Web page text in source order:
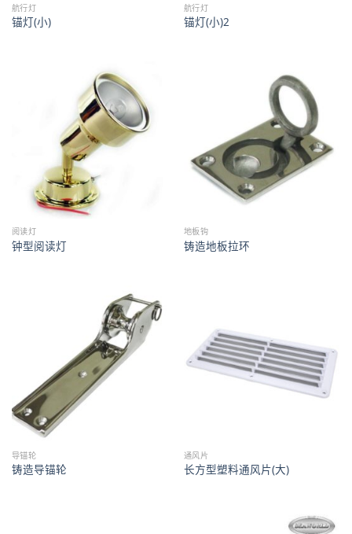
航行灯
锚灯(小)
航行灯
锚灯(小)2
阅读灯
钟型阅读灯
地板钩
铸造地板拉环
导锚轮
铸造导锚轮
通风片
长方型塑料通风片(大)